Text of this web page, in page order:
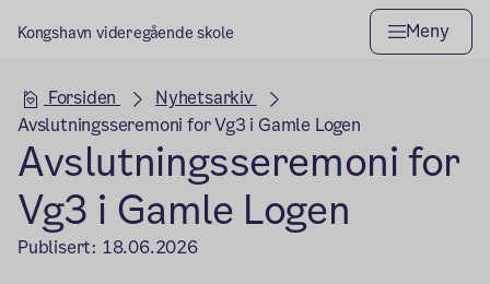
Kongshavn videregående skole Meny
Hovedseksjon
Forsiden
Nyhetsarkiv
Avslutningsseremoni for Vg3 i Gamle Logen
Avslutningsseremoni for
Vg3 i Gamle Logen
Publisert: 18.06.2026